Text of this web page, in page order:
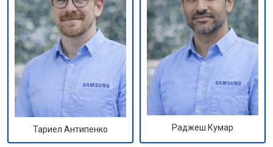
Тариел Антипенко Раджеш Кумар